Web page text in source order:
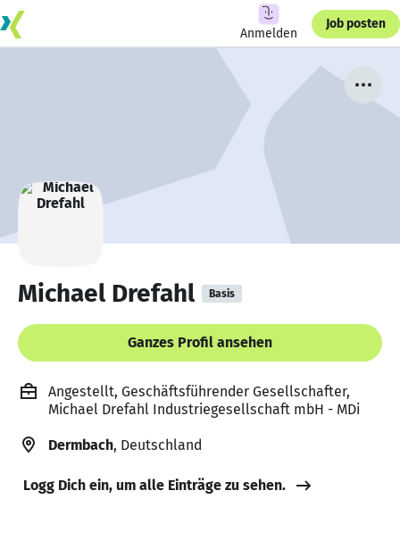
Anmelden
Job posten
Michael Drefahl Basis
Ganzes Profil ansehen
Angestellt, Geschäftsführender Gesellschafter,
Michael Drefahl Industriegesellschaft mbH - MDi
Dermbach, Deutschland
Logg Dich ein, um alle Einträge zu sehen.